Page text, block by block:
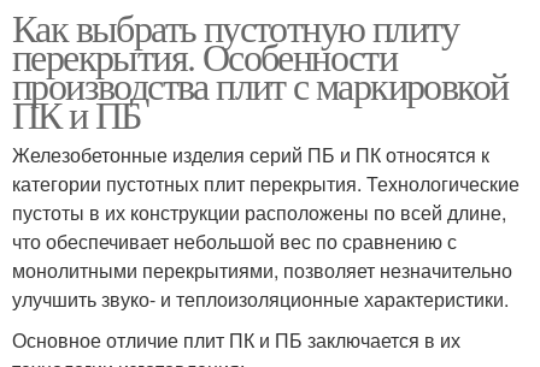
Как выбрать пустотную плиту
перекрытия. Особенности
производства плит с маркировкой
ПК и ПБ
Железобетонные изделия серий ПБ и ПК относятся к
категории пустотных плит перекрытия. Технологические
пустоты в их конструкции расположены по всей длине,
что обеспечивает небольшой вес по сравнению с
монолитными перекрытиями, позволяет незначительно
улучшить звуко- и теплоизоляционные характеристики.
Основное отличие плит ПК и ПБ заключается в их